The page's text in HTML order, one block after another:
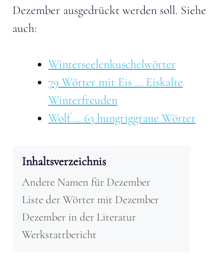
Dezember ausgedrückt werden soll. Siehe
auch:
Winterseelenkuschelwörter
79 Wörter mit Eis … Eiskalte
Winterfreuden
Wolf … 63 hungriggraue Wörter
Inhaltsverzeichnis
Andere Namen für Dezember
Liste der Wörter mit Dezember
Dezember in der Literatur
Werkstattbericht